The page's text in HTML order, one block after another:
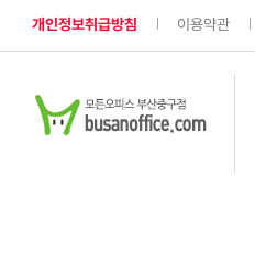
개인정보취급방침 이용약관